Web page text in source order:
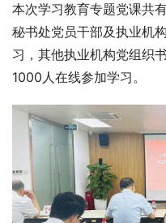
本次学习教育专题党课共
秘书处党员干部及执业机
习，其他执业机构党组织
1000人在线参加学习。